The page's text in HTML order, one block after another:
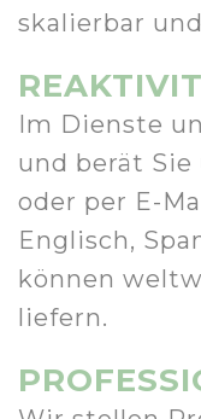
skalierbar
Im Dienste
und berät Sie
oder per E-
Englisch,
können
liefern.